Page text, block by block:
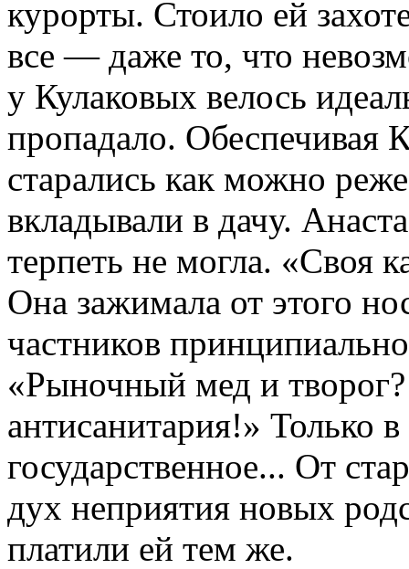
курорты. Стоило ей
все — даже то, что
у Кулаковых велось
пропадало. Обеспечивая
старались как можно
вкладывали в дачу.
терпеть не могла. «Своя
Она зажимала от этого
частников
«Рыночный мед и
антисанитария!» Только
государственное... От
дух неприятия новых
платили ей тем же.